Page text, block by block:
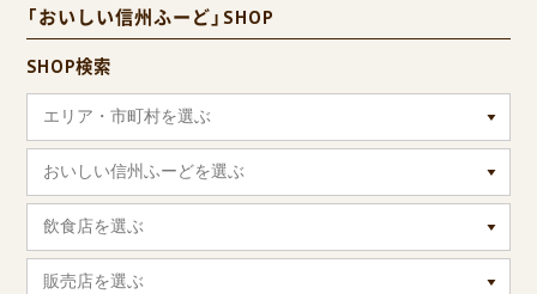
「おいしい信州ふーど」SHOP
SHOP検索
エリア・市町村を選ぶ
おいしい信州ふーどを選ぶ
飲食店を選ぶ
販売店を選ぶ